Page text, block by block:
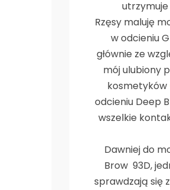
Rzęsy maluję
w odcieniu
głównie ze
mój ulubiony
kosmetyków
odcieniu Deep
wszelkie
Dawniej do
Brow 93D,
sprawdzają się